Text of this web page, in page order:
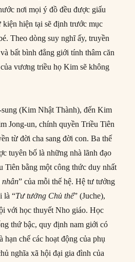
nơi mọi ý đồ đều được giấu
hiện tại sẽ định trước mục
Theo dòng suy nghĩ ấy, truyền
bất bình đẳng giới tính thâm căn
vương triều họ Kim sẽ không
(Kim Nhật Thành), đến Kim
Jong-un, chính quyền Triều Tiên
từ đời cha sang đời con. Ba thế
tuyên bố là những nhà lãnh đạo
Tiên bằng một công thức duy nhất
nhân” của mỗi thế hệ. Hệ tư tưởng
là “Tư tưởng Chủ thể” (Juche),
với học thuyết Nho giáo. Học
thứ bậc, quy định nam giới có
chế các hoạt động của phụ
nghĩa xã hội đại gia đình của